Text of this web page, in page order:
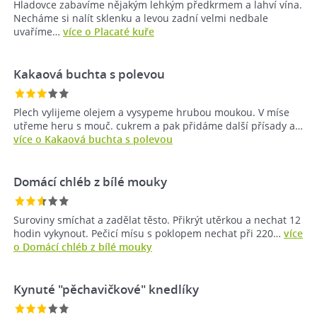
Hladovce zabavíme nějakým lehkým předkrmem a lahví vína.
Necháme si nalít sklenku a levou zadní velmi nedbale
uvaříme… více o Placaté kuře
Kakaová buchta s polevou
Plech vylijeme olejem a vysypeme hrubou moukou. V míse
utřeme heru s mouč. cukrem a pak přidáme další přísady a…
více o Kakaová buchta s polevou
Domácí chléb z bílé mouky
Suroviny smíchat a zadělat těsto. Přikrýt utěrkou a nechat 12
hodin vykynout. Pečicí mísu s poklopem nechat při 220… více
o Domácí chléb z bílé mouky
Kynuté "pěchavičkové" knedlíky